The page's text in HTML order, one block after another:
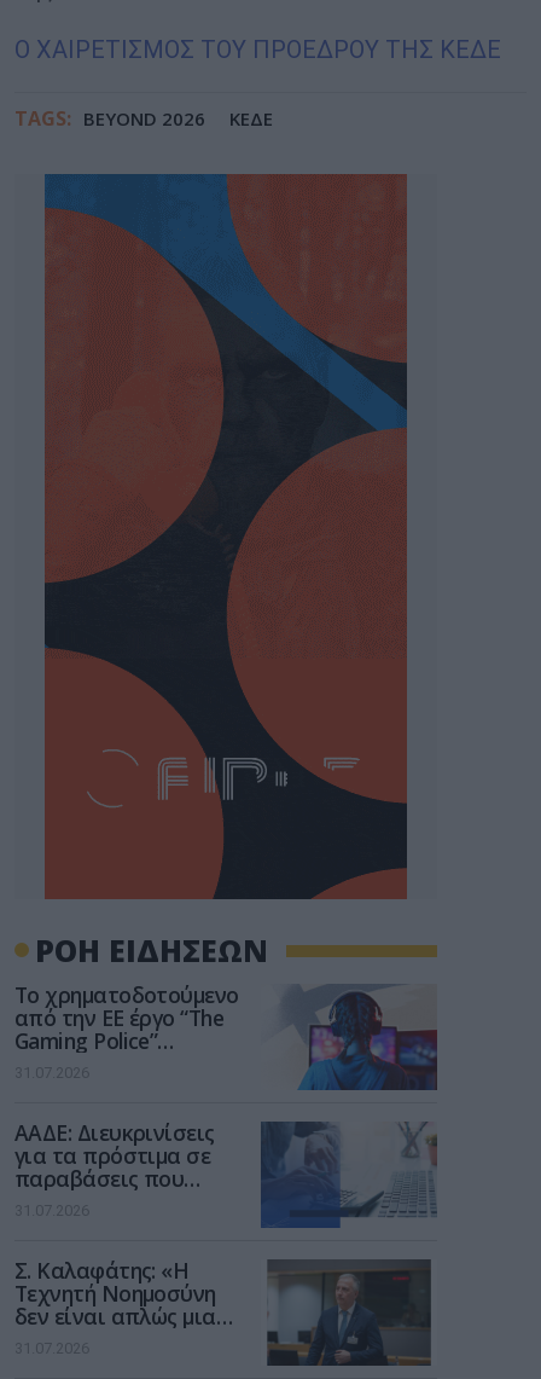
Ο ΧΑΙΡΕΤΙΣΜΟΣ ΤΟΥ ΠΡΟΕΔΡΟΥ ΤΗΣ ΚΕΔΕ
TAGS: BEYOND 2026 ΚΕΔΕ
ΡΟΗ ΕΙΔΗΣΕΩΝ
Το χρηματοδοτούμενο
από την ΕΕ έργο “The
Gaming Police”
ενισχύει την ασφάλεια
των παιδιών στο
31.07.2026
ΑΑΔΕ: Διευκρινίσεις
για τα πρόστιμα σε
παραβάσεις που
αφορούν τους ΦΗΜ
31.07.2026
Σ. Καλαφάτης: «Η
Τεχνητή Νοημοσύνη
δεν είναι απλώς μια
νέα τεχνολογία, είναι
μια νέα βιομηχανική
31.07.2026